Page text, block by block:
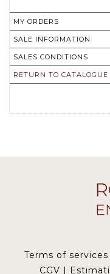
MY ORDERS
SALE INFORMATION
SALES CONDITIONS
RETURN TO CATALOGUE
Terms of services
CGV